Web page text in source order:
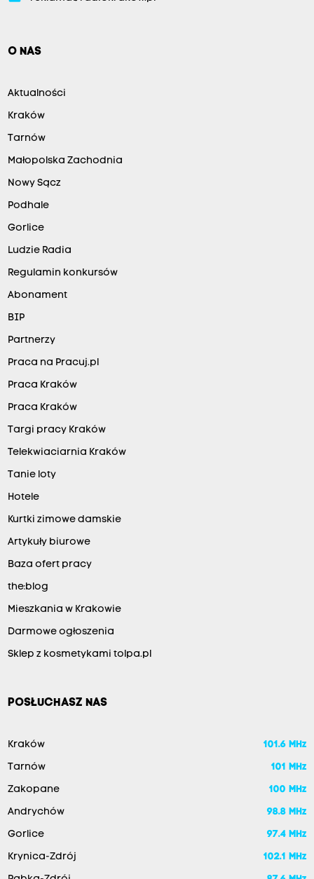
O NAS
Aktualności
Kraków
Tarnów
Małopolska Zachodnia
Nowy Sącz
Podhale
Gorlice
Ludzie Radia
Regulamin konkursów
Abonament
BIP
Partnerzy
Praca na Pracuj.pl
Praca Kraków
Praca Kraków
Targi pracy Kraków
Telekwiaciarnia Kraków
Tanie loty
Hotele
Kurtki zimowe damskie
Artykuły biurowe
Baza ofert pracy
the:blog
Mieszkania w Krakowie
Darmowe ogłoszenia
Sklep z kosmetykami tolpa.pl
POSŁUCHASZ NAS
Kraków 101.6 MHz
Tarnów 101 MHz
Zakopane 100 MHz
Andrychów 98.8 MHz
Gorlice 97.4 MHz
Krynica-Zdrój 102.1 MHz